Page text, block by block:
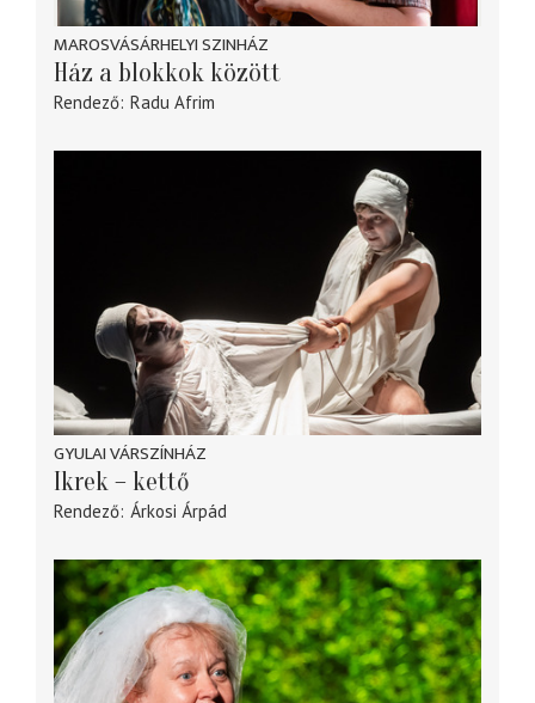
MAROSVÁSÁRHELYI SZINHÁZ
Ház a blokkok között
Rendező Radu Afrim
GYULAI VÁRSZÍNHÁZ
Ikrek – kettő
Rendező Árkosi Árpád